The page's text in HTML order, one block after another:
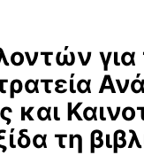
για
και
τη